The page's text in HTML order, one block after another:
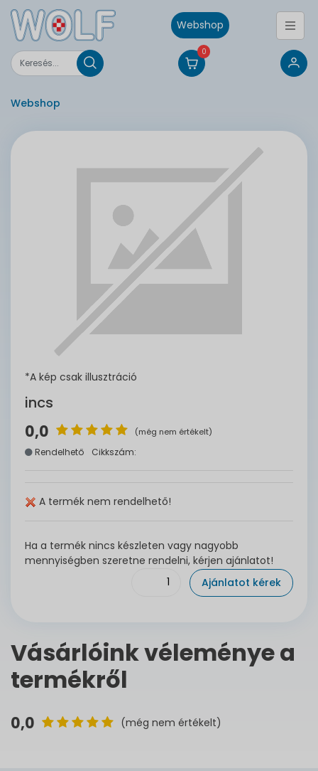
Webshop
0
Webshop
*A kép csak illusztráció
incs
0,0 (még nem értékelt)
Rendelhető Cikkszám:
A termék nem rendelhető!
Ha a termék nincs készleten vagy nagyobb
mennyiségben szeretne rendelni, kérjen ajánlatot!
Ajánlatot kérek
Vásárlóink véleménye a
termékről
0,0 (még nem értékelt)